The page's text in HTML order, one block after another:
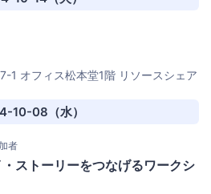
1 オフィス松本堂1階 リソースシェア
10-08（水）
者
ストーリーをつなげるワークシ